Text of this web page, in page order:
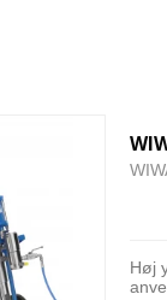
Høj